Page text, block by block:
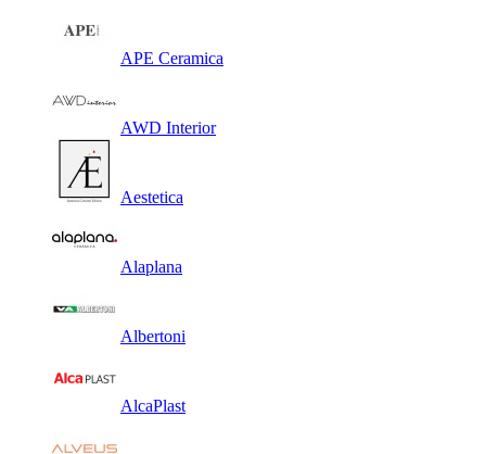
APE Ceramica
AWD Interior
Aestetica
Alaplana
Albertoni
AlcaPlast